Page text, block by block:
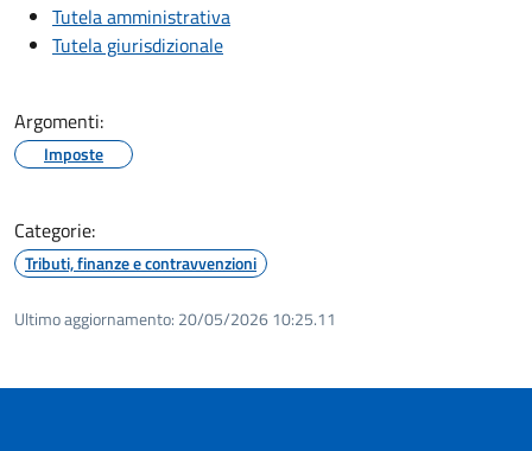
Tutela amministrativa
Tutela giurisdizionale
Argomenti:
Imposte
Categorie:
Tributi, finanze e contravvenzioni
Ultimo aggiornamento: 20/05/2026 10:25.11